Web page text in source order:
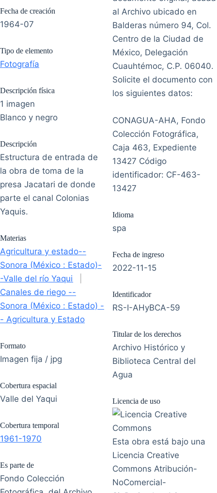
Fecha de creación
1964-07
Tipo de elemento
Fotografía
Descripción física
1 imagen
Blanco y negro
Descripción
Estructura de entrada de
la obra de toma de la
presa Jacatari de donde
parte el canal Colonias
Yaquis.
Materias
Agricultura y estado--
Sonora (México : Estado)-
-Valle del río Yaqui
Canales de riego --
Sonora (México : Estado) -
- Agricultura y Estado
Formato
Imagen fija / jpg
Cobertura espacial
Valle del Yaqui
Cobertura temporal
1961-1970
Es parte de
Fondo Colección
al Archivo ubicado en
Balderas número 94, Col.
Centro de la Ciudad de
México, Delegación
Cuauhtémoc, C.P. 06040.
Solicite el documento con
los siguientes datos:
CONAGUA-AHA, Fondo
Colección Fotográfica,
Caja 463, Expediente
13427 Código
identificador: CF-463-
13427
Idioma
spa
Fecha de ingreso
2022-11-15
Identificador
RS-I-AHyBCA-59
Titular de los derechos
Archivo Histórico y
Biblioteca Central del
Agua
Licencia de uso
Esta obra está bajo una
Licencia Creative
Commons Atribución-
NoComercial-